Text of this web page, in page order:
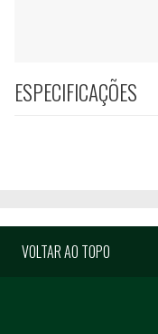
ESPECIFICAÇÕES
VOLTAR AO TOPO